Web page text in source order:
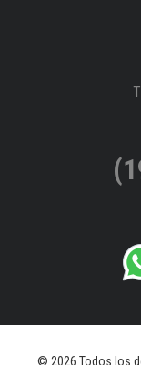
© 2026 Todos los